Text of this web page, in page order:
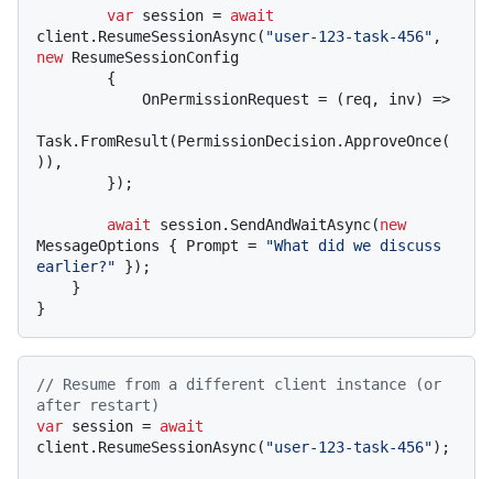
var session = await
client.ResumeSessionAsync( "user-123-task-456"
new ResumeSessionConfig
Task.FromResult(PermissionDecision.ApproveOnce(
)),
await session.SendAndWaitAsync(new
MessageOptions { Prompt =
"What did we discuss
earlier?" });
// Resume from a different client instance (or
after restart)
var session = await
client.ResumeSessionAsync( "user-123-task-456");